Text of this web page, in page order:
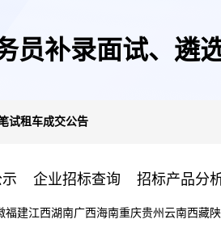
员补录面试、遴
试租车成交公告
企业招标查询 招标产品分
福建江西湖南广西海南重庆贵州 云南西藏